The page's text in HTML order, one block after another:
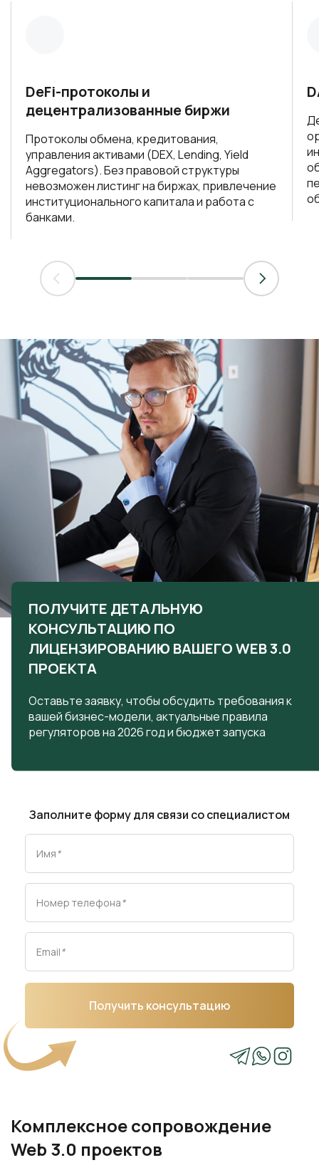
DeFi-протоколы и
децентрализованные биржи
Протоколы обмена, кредитования,
управления активами (DEX, Lending, Yield
Aggregators). Без правовой структуры
невозможен листинг на биржах, привлечение
институционального капитала и работа с
банками.
ПОЛУЧИТЕ ДЕТАЛЬНУЮ
КОНСУЛЬТАЦИЮ ПО
ЛИЦЕНЗИРОВАНИЮ ВАШЕГО WEB 3.0
ПРОЕКТА
Оставьте заявку, чтобы обсудить требования к
вашей бизнес-модели, актуальные правила
регуляторов на 2026 год и бюджет запуска
Заполните форму для связи со специалистом
Имя*
Номер телефона*
Email*
Получить консультацию
Комплексное сопровождение
Web 3.0 проектов